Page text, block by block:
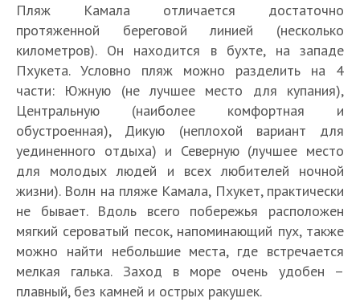
Пляж Камала отличается достаточно
протяженной береговой линией (несколько
километров). Он находится в бухте, на западе
Пхукета. Условно пляж можно разделить на 4
части: Южную (не лучшее место для купания),
Центральную (наиболее комфортная и
обустроенная), Дикую (неплохой вариант для
уединенного отдыха) и Северную (лучшее место
для молодых людей и всех любителей ночной
жизни). Волн на пляже Камала, Пхукет, практически
не бывает. Вдоль всего побережья расположен
мягкий сероватый песок, напоминающий пух, также
можно найти небольшие места, где встречается
мелкая галька. Заход в море очень удобен –
плавный, без камней и острых ракушек.